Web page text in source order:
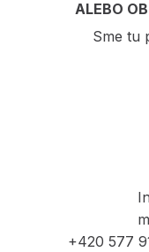
ALEBO
Sme tu
+420 577